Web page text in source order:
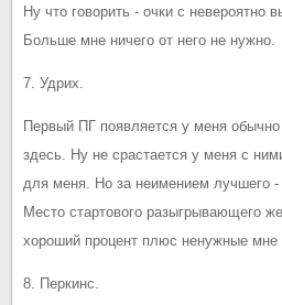
Ну что говорить - очки с невероятно
Больше мне ничего от него не нужно.
7. Удрих.
Первый ПГ появляется у меня
здесь. Ну не срастается у меня с
для меня. Но за неимением лучшего
Место стартового разыгрывающего
хороший процент плюс ненужные мне
8. Перкинс.